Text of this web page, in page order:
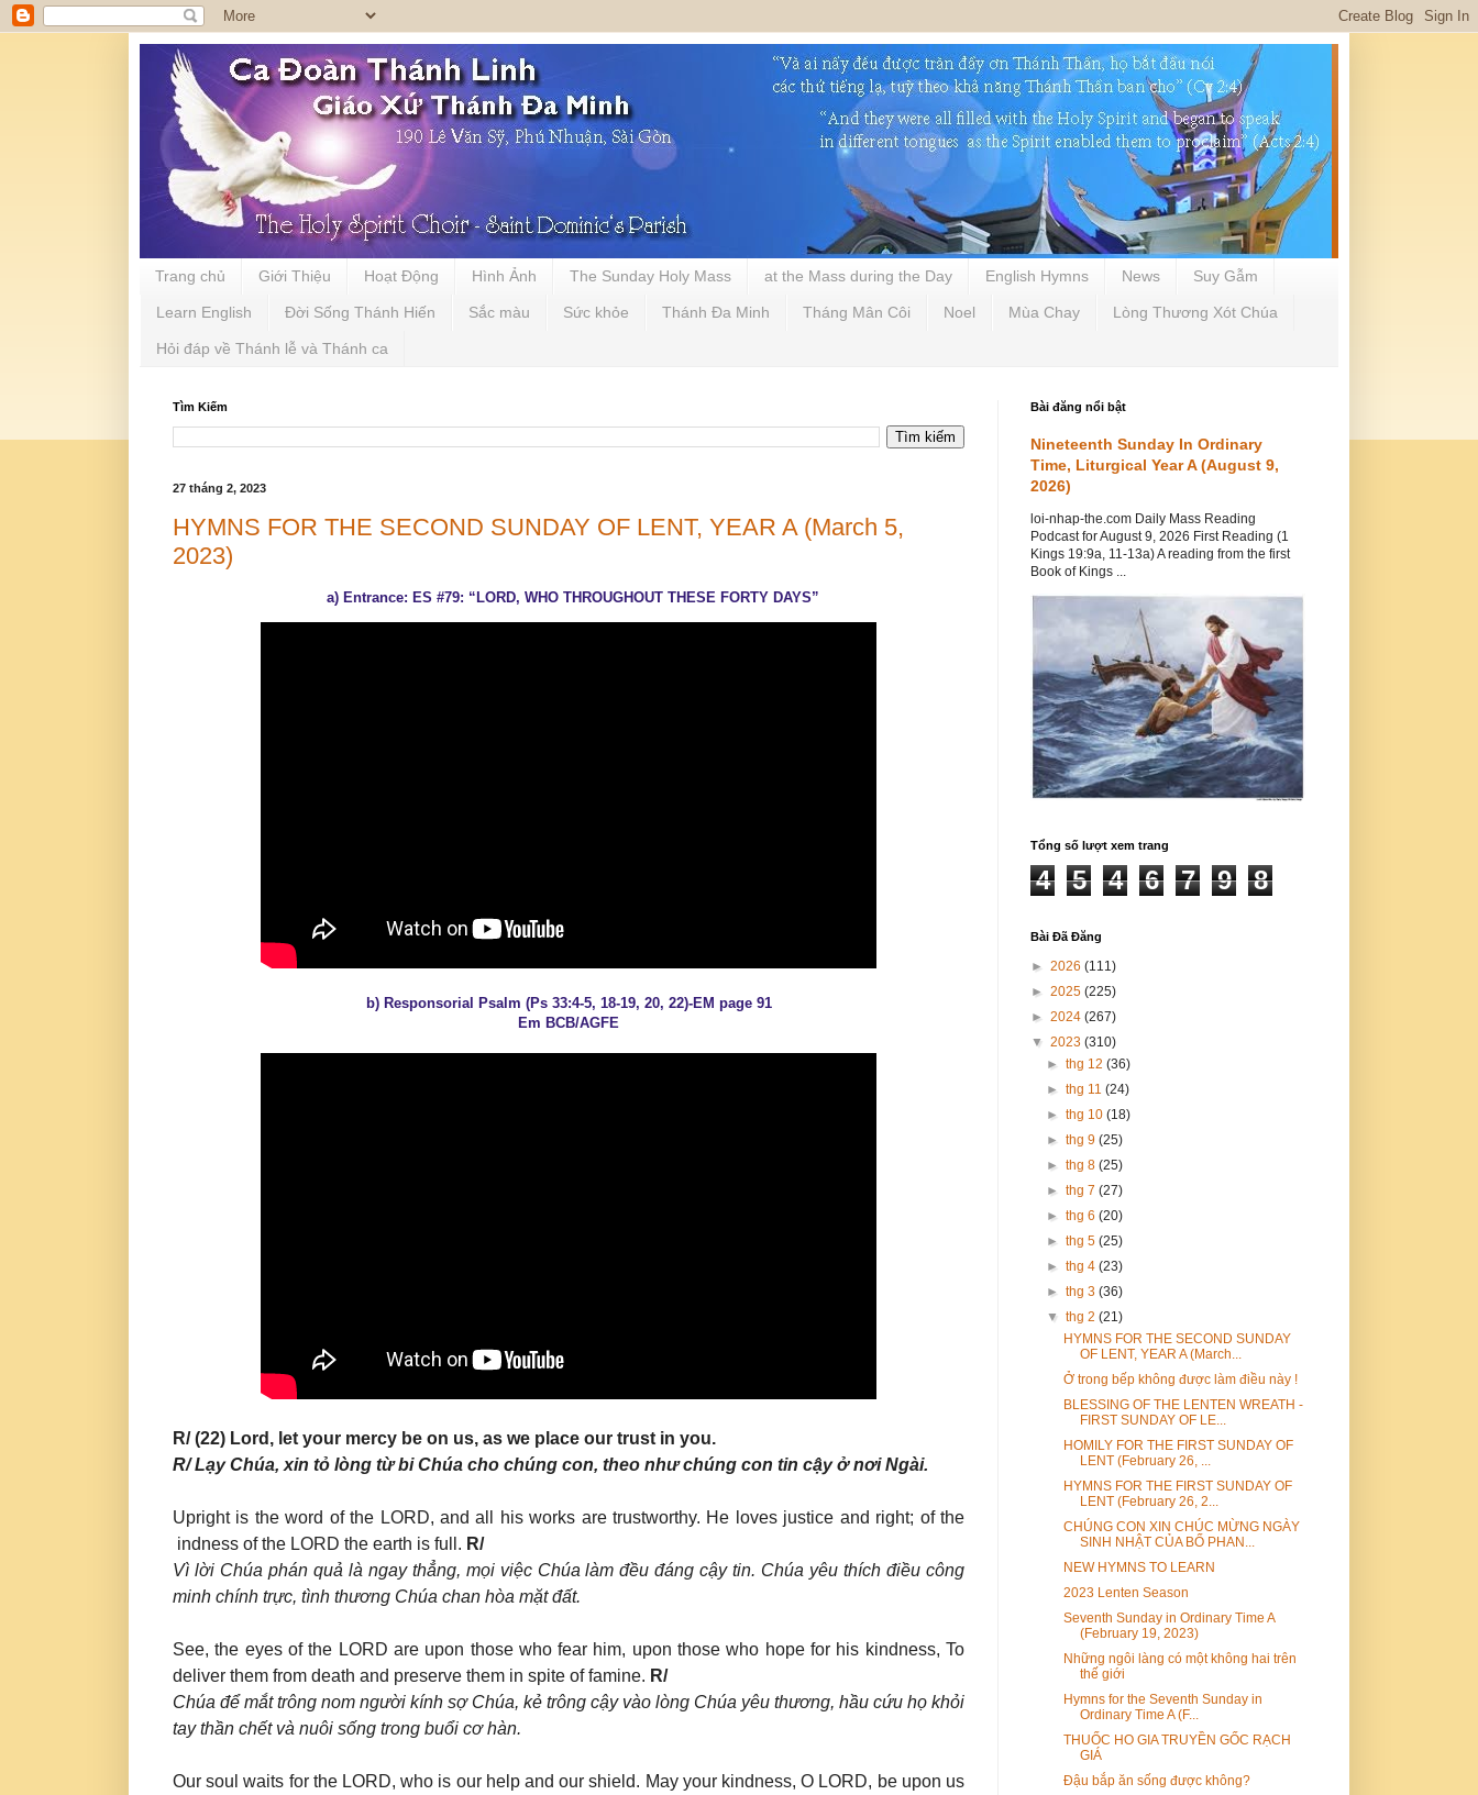
Trang chủ Giới Thiệu Hoạt Động Hình Ảnh The Sunday Holy Mass at the Mass during the Day English Hymns News Suy Gẫm
Learn English Đời Sống Thánh Hiến Sắc màu Sức khỏe Thánh Đa Minh Tháng Mân Côi Noel Mùa Chay Lòng Thương Xót Chúa
Hỏi đáp về Thánh lễ và Thánh ca
Tìm Kiếm
27 tháng 2, 2023
HYMNS FOR THE SECOND SUNDAY OF LENT, YEAR A (March 5,
2023)
a) Entrance: ES #79: “LORD, WHO THROUGHOUT THESE FORTY DAYS”
b) Responsorial Psalm (Ps 33:4-5, 18-19, 20, 22)-EM page 91
Em BCB/AGFE
R/ (22) Lord, let your mercy be on us, as we place our trust in you.
R/Lạy Chúa, xin tỏ lòng từ bi Chúa cho chúng con, theo như chúng con tin cậy ở nơi Ngài.
Upright is the word of the LORD, and all his works are trustworthy. He loves justice and right; of the
indness of the LORD the earth is full. R/
Vì lời Chúa phán quả là ngay thẳng, mọi việc Chúa làm đều đáng cậy tin. Chúa yêu thích điều công
minh chính trực, tình thương Chúa chan hòa mặt đất.
See, the eyes of the LORD are upon those who fear him, upon those who hope for his kindness, To
deliver them from death and preserve them in spite of famine. R/
Chúa để mắt trông nom người kính sợ Chúa, kẻ trông cậy vào lòng Chúa yêu thương, hầu cứu họ khỏi
tay thần chết và nuôi sống trong buổi cơ hàn.
Our soul waits for the LORD, who is our help and our shield. May your kindness, O LORD, be upon us
Bài đăng nổi bật
Nineteenth Sunday In Ordinary
Time, Liturgical Year A (August 9,
2026)
loi-nhap-the.com Daily Mass Reading
Podcast for August 9, 2026 First Reading (1
Kings 19:9a, 11-13a) A reading from the first
Book of Kings ...
Tổng số lượt xem trang
4 5 4 6 7 9 8
Bài Đã Đăng
► 2026 (111)
► 2025 (225)
► 2024 (267)
▼ 2023 (310)
►thg 12(36)
►thg 11(24)
►thg 10(18)
►thg 9(25)
►thg 8(25)
►thg 7(27)
►thg 6(20)
►thg 5(25)
►thg 4(23)
►thg 3(36)
▼thg 2(21)
HYMNS FOR THE SECOND SUNDAY
OF LENT, YEAR A (March...
Ở trong bếp không được làm điều này !
BLESSING OF THE LENTEN WREATH -
FIRST SUNDAY OF LE...
HOMILY FOR THE FIRST SUNDAY OF
LENT (February 26, ...
HYMNS FOR THE FIRST SUNDAY OF
LENT (February 26, 2...
CHÚNG CON XIN CHÚC MỪNG NGÀY
SINH NHẬT CỦA BỐ PHAN...
NEW HYMNS TO LEARN
2023 Lenten Season
Seventh Sunday in Ordinary Time A
(February 19, 2023)
Những ngôi làng có một không hai trên
thế giới
Hymns for the Seventh Sunday in
Ordinary Time A (F...
THUỐC HO GIA TRUYỀN GỐC RẠCH
GIÁ
Đậu bắp ăn sống được không?